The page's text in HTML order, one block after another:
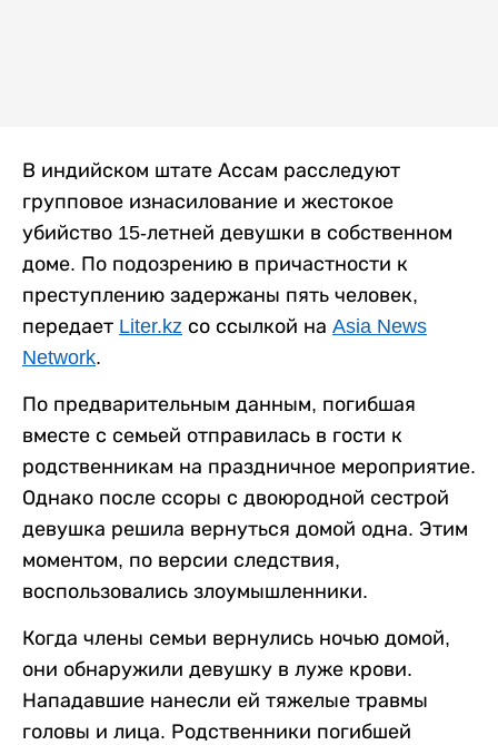
В индийском штате Ассам расследуют
групповое изнасилование и жестокое
убийство 15-летней девушки в собственном
доме. По подозрению в причастности к
преступлению задержаны пять человек,
передает Liter.kz со ссылкой на Asia News
Network.
По предварительным данным, погибшая
вместе с семьей отправилась в гости к
родственникам на праздничное мероприятие.
Однако после ссоры с двоюродной сестрой
девушка решила вернуться домой одна. Этим
моментом, по версии следствия,
воспользовались злоумышленники.
Когда члены семьи вернулись ночью домой,
они обнаружили девушку в луже крови.
Нападавшие нанесли ей тяжелые травмы
головы и лица. Родственники погибшей